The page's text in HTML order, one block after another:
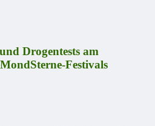
Drogentests am
Festivals